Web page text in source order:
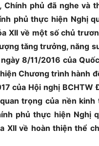
Chính phủ đã nghe và
phủ thực hiện Nghị
XII về một số chủ
tăng trưởng, năng
8/11/2016 của
Chương trình hành
của Hội nghị
trọng của nền
phủ thực hiện Nghị
XII về hoàn thiện thể